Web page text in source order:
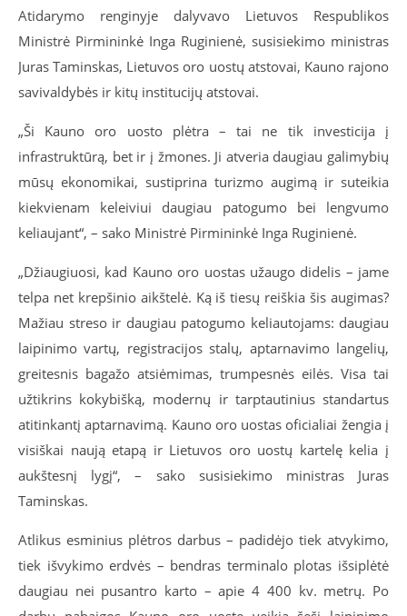
Atidarymo renginyje dalyvavo Lietuvos Respublikos
Ministrė Pirmininkė Inga Ruginienė, susisiekimo ministras
Juras Taminskas, Lietuvos oro uostų atstovai, Kauno rajono
savivaldybės ir kitų institucijų atstovai.
„Ši Kauno oro uosto plėtra – tai ne tik investicija į
infrastruktūrą, bet ir į žmones. Ji atveria daugiau galimybių
mūsų ekonomikai, sustiprina turizmo augimą ir suteikia
kiekvienam keleiviui daugiau patogumo bei lengvumo
keliaujant“, – sako Ministrė Pirmininkė Inga Ruginienė.
„Džiaugiuosi, kad Kauno oro uostas užaugo didelis – jame
telpa net krepšinio aikštelė. Ką iš tiesų reiškia šis augimas?
Mažiau streso ir daugiau patogumo keliautojams: daugiau
laipinimo vartų, registracijos stalų, aptarnavimo langelių,
greitesnis bagažo atsiėmimas, trumpesnės eilės. Visa tai
užtikrins kokybišką, modernų ir tarptautinius standartus
atitinkantį aptarnavimą. Kauno oro uostas oficialiai žengia į
visiškai naują etapą ir Lietuvos oro uostų kartelę kelia į
aukštesnį lygį“, – sako susisiekimo ministras Juras
Taminskas.
Atlikus esminius plėtros darbus – padidėjo tiek atvykimo,
tiek išvykimo erdvės – bendras terminalo plotas išsiplėtė
daugiau nei pusantro karto – apie 4 400 kv. metrų. Po